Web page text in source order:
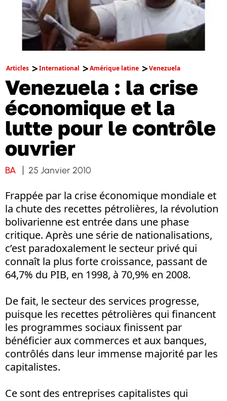
Articles International Amérique latine Venezuela
Venezuela : la crise
économique et la
lutte pour le contrôle
ouvrier
BA 25 Janvier 2010
Frappée par la crise économique mondiale et
la chute des recettes pétrolières, la révolution
bolivarienne est entrée dans une phase
critique. Après une série de nationalisations,
c’est paradoxalement le secteur privé qui
connaît la plus forte croissance, passant de
64,7% du PIB, en 1998, à 70,9% en 2008.
De fait, le secteur des services progresse,
puisque les recettes pétrolières qui financent
les programmes sociaux finissent par
bénéficier aux commerces et aux banques,
contrôlés dans leur immense majorité par les
capitalistes.
Ce sont des entreprises capitalistes qui